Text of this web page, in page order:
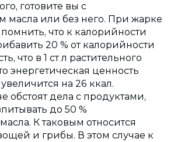
готовите вы с
масла или без него. При жарке
что к калорийности
20 % от калорийности
что в 1 ст л растительного
энергетическая ценность
на 26 ккал.
обстоят дела с продуктами,
до 50 %
К таковым относится
и грибы. В этом случае к